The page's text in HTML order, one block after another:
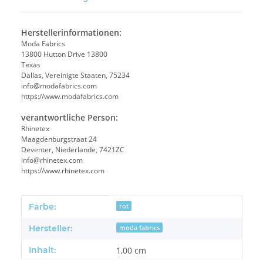
Herstellerinformationen:
Moda Fabrics
13800 Hutton Drive 13800
Texas
Dallas, Vereinigte Staaten, 75234
info@modafabrics.com
https://www.modafabrics.com
verantwortliche Person:
Rhinetex
Maagdenburgstraat 24
Deventer, Niederlande, 7421ZC
info@rhinetex.com
https://www.rhinetex.com
Produkteigenschaft
Wert
Farbe: rot
Hersteller: moda fabrics
Inhalt: 1,00 cm